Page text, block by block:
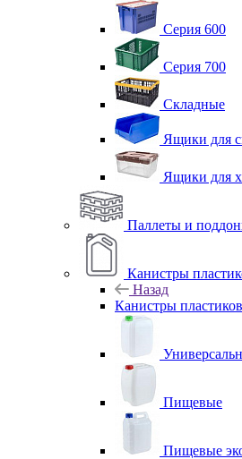
Серия 600
Серия 700
Складные
Ящики для
Ящики для
Паллеты и
Канистры
Назад
Канистры
Пищевые
Пищевые